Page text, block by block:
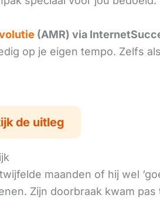
(AMR) via
op je eigen tempo. Zelfs
de uitleg
maanden of hij wel
Zijn doorbraak kwam pas